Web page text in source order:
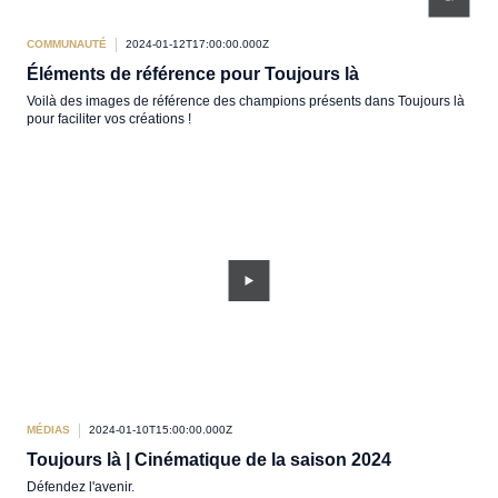
COMMUNAUTÉ 2024-01-12T17:00:00.000Z
Éléments de référence pour Toujours là
Voilà des images de référence des champions présents dans Toujours là
pour faciliter vos créations !
MÉDIAS 2024-01-10T15:00:00.000Z
Toujours là | Cinématique de la saison 2024
Défendez l'avenir.